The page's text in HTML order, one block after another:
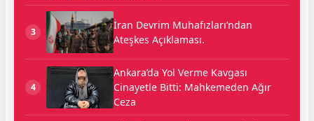
3
İran Devrim Muhafızları’ndan
Ateşkes Açıklaması.
4
Ankara’da Yol Verme Kavgası
Cinayetle Bitti: Mahkemeden Ağır
Ceza